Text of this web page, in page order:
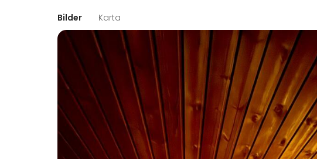
Bilder Karta